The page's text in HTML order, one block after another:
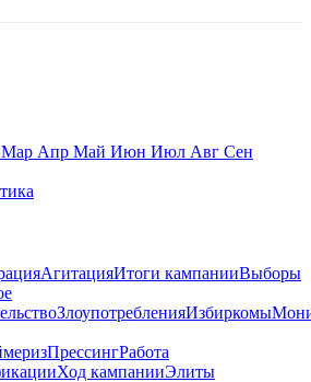
Мар Апр Май Июн Июл Авг Сен
АгитацияИтоги кампанииВыборы
ЗлоупотребленияИзбиркомы
ПрессингРабота
Ход кампанииЭлиты